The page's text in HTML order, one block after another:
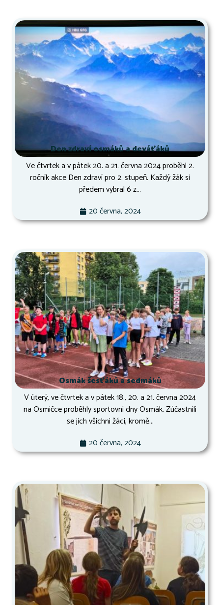
Den zdraví osmáků a deváťáků
Ve čtvrtek a v pátek 20. a 21. června 2024 proběhl 2.
ročník akce Den zdraví pro 2. stupeň. Každý žák si
předem vybral 6 z...
20 června, 2024
Osmák šesťáků a sedmáků
V úterý, ve čtvrtek a v pátek 18., 20. a 21. června 2024
na Osmičce proběhly sportovní dny Osmák. Zúčastnili
se jich všichni žáci, kromě...
20 června, 2024